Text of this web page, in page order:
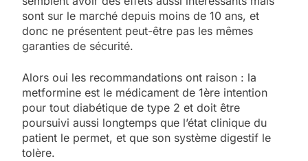
sont sur le marché depuis moins de 10 ans, et
donc ne présentent peut-être pas les mêmes
garanties de sécurité.
Alors oui les recommandations ont raison : la
metformine est le médicament de 1ère intention
pour tout diabétique de type 2 et doit être
poursuivi aussi longtemps que l’état clinique du
patient le permet, et que son système digestif le
tolère.